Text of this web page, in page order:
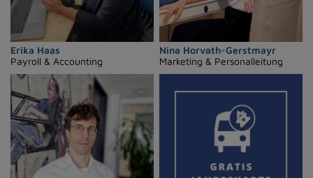
Erika Haas
Payroll & Accounting
Nina Horvath-Gerstmayr
Marketing & Personalleitung